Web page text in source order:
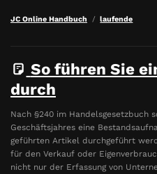
JC Online Handbuch laufende
So führen Sie
durch
Nach §240 im Handelsgesetzbuch
Geschäftsjahres eine
geführten Artikel durchgeführt
für den Verkauf oder
nicht nur der Erfassung von